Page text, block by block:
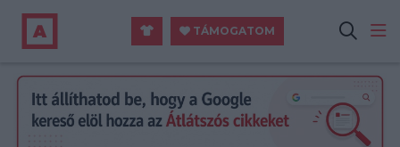
TÁMOGATOM